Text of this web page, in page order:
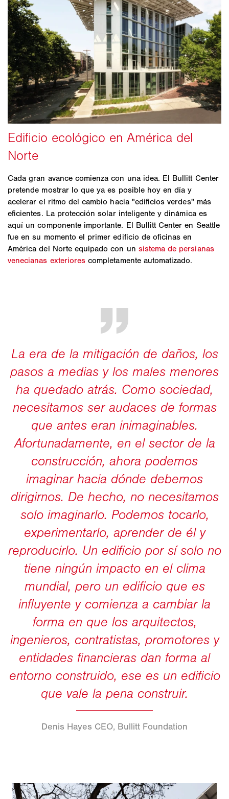
Cada gran avance comienza con una idea. El Bullitt Center
pretende mostrar lo que ya es posible hoy en día y
acelerar el ritmo del cambio hacia "edificios verdes" más
eficientes. La protección solar inteligente y dinámica es
aquí un componente importante. El Bullitt Center en Seattle
fue en su momento el primer edificio de oficinas en
América del Norte equipado con un sistema de persianas
venecianas exteriores completamente automatizado.
Denis Hayes CEO, Bullitt Foundation